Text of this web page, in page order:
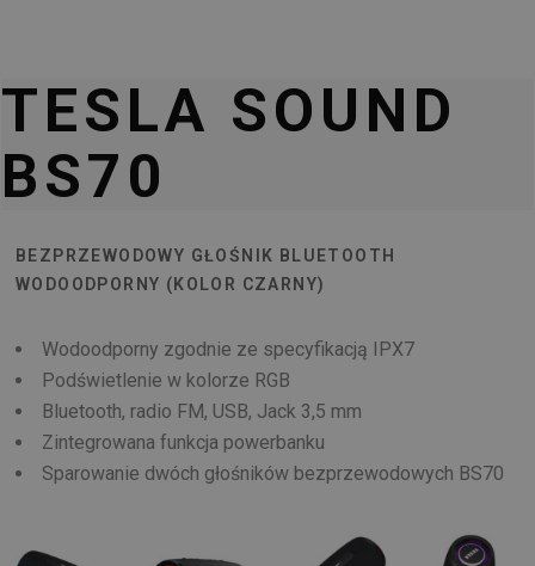
TESLA SOUND
BS70
BEZPRZEWODOWY GŁOŚNIK BLUETOOTH
WODOODPORNY (KOLOR CZARNY)
Wodoodporny zgodnie ze specyfikacją IPX7
Podświetlenie w kolorze RGB
Bluetooth, radio FM, USB, Jack 3,5 mm
Zintegrowana funkcja powerbanku
Sparowanie dwóch głośników bezprzewodowych BS70